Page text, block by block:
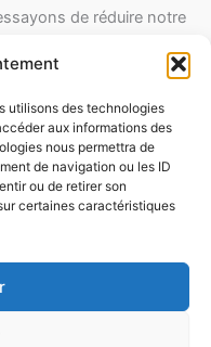
utilisons des technologies
aux informations des
nous permettra de
de navigation ou les ID
ou de retirer son
certaines caractéristiques
de réduire notre
d’emballage lors de